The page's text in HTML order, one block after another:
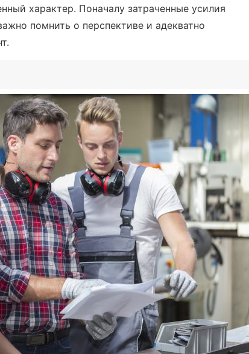
характер. Поначалу затраченные усилия
помнить о перспективе и адекватно